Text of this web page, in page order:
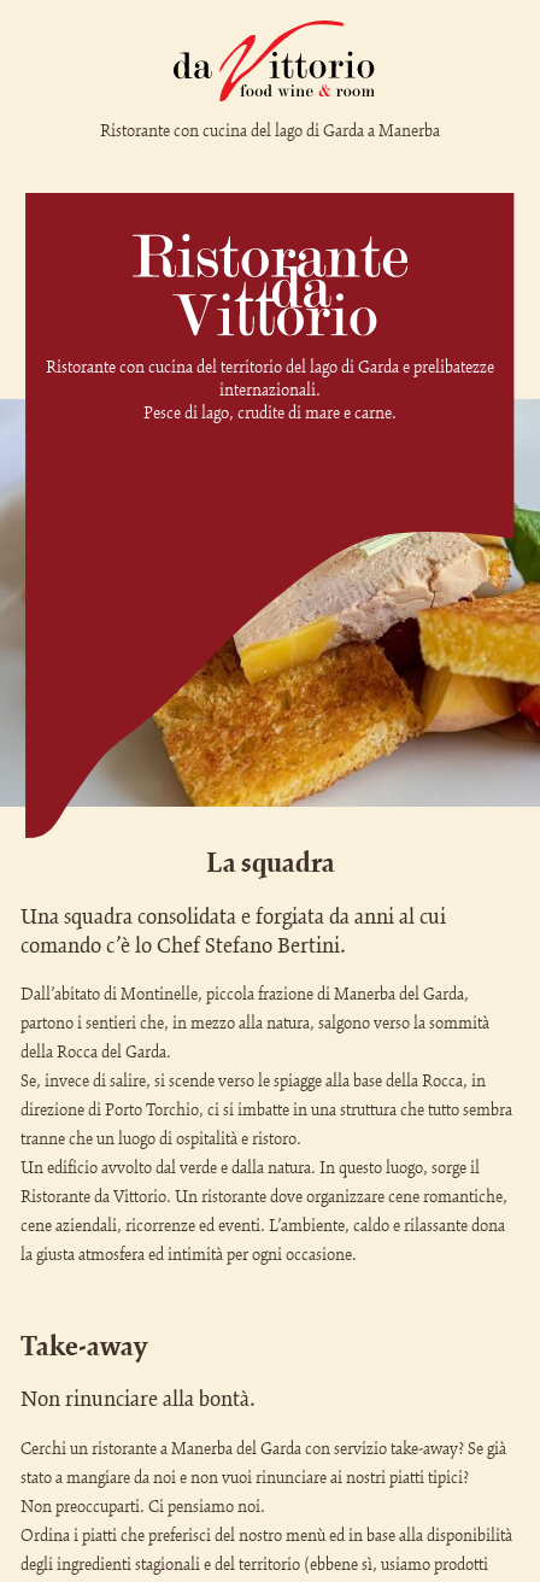
Ristorante con cucina del lago di Garda a Manerba
Ristorante con cucina del territorio del lago di Garda e prelibatezze
internazionali.
Pesce di lago, crudite di mare e carne.
Take-away
Non rinunciare alla bontà.
Cerchi un ristorante a Manerba del Garda con servizio take-away? Se già
stato a mangiare da noi e non vuoi rinunciare ai nostri piatti tipici?
Non preoccuparti. Ci pensiamo noi.
Ordina i piatti che preferisci del nostro menù ed in base alla disponibilità
degli ingredienti stagionali e del territorio (ebbene sì, usiamo prodotti
La squadra
Una squadra consolidata e forgiata da anni al cui
comando c’è lo Chef Stefano Bertini.
Dall’abitato di Montinelle, piccola frazione di Manerba del Garda,
partono i sentieri che, in mezzo alla natura, salgono verso la sommità
della Rocca del Garda.
Se, invece di salire, si scende verso le spiagge alla base della Rocca, in
direzione di Porto Torchio, ci si imbatte in una struttura che tutto sembra
tranne che un luogo di ospitalità e ristoro.
Un edificio avvolto dal verde e dalla natura. In questo luogo, sorge il
Ristorante da Vittorio. Un ristorante dove organizzare cene romantiche,
cene aziendali, ricorrenze ed eventi. L’ambiente, caldo e rilassante dona
la giusta atmosfera ed intimità per ogni occasione.